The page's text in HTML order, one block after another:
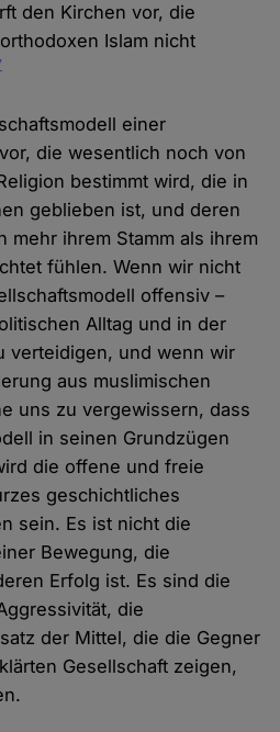
den Kirchen vor, die
Islam nicht
einer
die wesentlich noch von
bestimmt wird, die in
geblieben ist, und deren
mehr ihrem Stamm als ihrem
fühlen. Wenn wir nicht
offensiv –
Alltag und in der
verteidigen, und wenn wir
aus muslimischen
uns zu vergewissern, dass
in seinen Grundzügen
die offene und freie
geschichtliches
sein. Es ist nicht die
Bewegung, die
Erfolg ist. Es sind die
die
der Mittel, die die Gegner
Gesellschaft zeigen,